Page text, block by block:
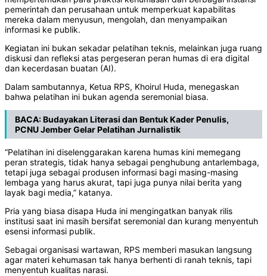
pemerintah dan perusahaan untuk memperkuat kapabilitas
mereka dalam menyusun, mengolah, dan menyampaikan
informasi ke publik.
Kegiatan ini bukan sekadar pelatihan teknis, melainkan juga ruang
diskusi dan refleksi atas pergeseran peran humas di era digital
dan kecerdasan buatan (AI).
Dalam sambutannya, Ketua RPS, Khoirul Huda, menegaskan
bahwa pelatihan ini bukan agenda seremonial biasa.
BACA:Budayakan Literasi dan Bentuk Kader Penulis,
PCNU Jember Gelar Pelatihan Jurnalistik
“Pelatihan ini diselenggarakan karena humas kini memegang
peran strategis, tidak hanya sebagai penghubung antarlembaga,
tetapi juga sebagai produsen informasi bagi masing-masing
lembaga yang harus akurat, tapi juga punya nilai berita yang
layak bagi media,” katanya.
Pria yang biasa disapa Huda ini mengingatkan banyak rilis
institusi saat ini masih bersifat seremonial dan kurang menyentuh
esensi informasi publik.
Sebagai organisasi wartawan, RPS memberi masukan langsung
agar materi kehumasan tak hanya berhenti di ranah teknis, tapi
menyentuh kualitas narasi.